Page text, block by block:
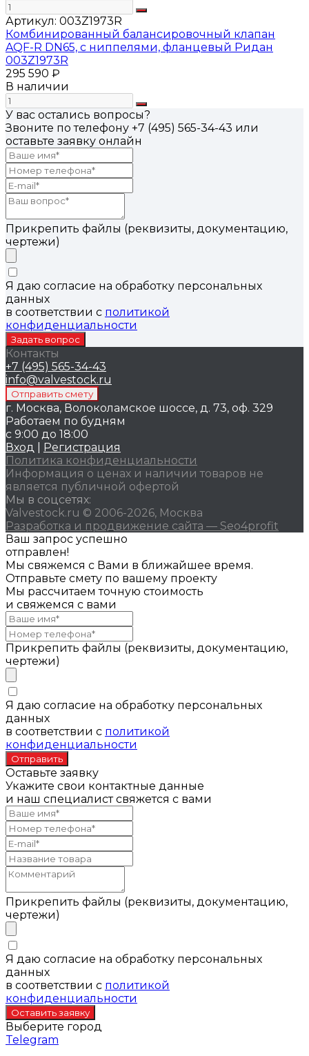
Артикул: 003Z1973R
Комбинированный балансировочный клапан
AQF-R DN65, с ниппелями, фланцевый Ридан
003Z1973R
295 590 ₽
В наличии
У вас остались вопросы?
Звоните по телефону +7 (495) 565-34-43 или
оставьте заявку онлайн
Прикрепить файлы (реквизиты, документацию,
чертежи)
Я даю согласие на обработку персональных
данных
в соответствии с политикой
конфиденциальности
Контакты
+7 (495) 565-34-43
info@valvestock.ru
г. Москва, Волоколамское шоссе, д. 73, оф. 329
Работаем по будням
с 9:00 до 18:00
Вход
Регистрация
Политика конфиденциальности
Информация о ценах и наличии товаров не
является публичной офертой
Мы в соцсетях:
Valvestock.ru © 2006-2026, Москва
Разработка и продвижение сайта — Seo4profit
Ваш запрос успешно
отправлен!
Мы свяжемся с Вами в ближайшее время.
Отправьте смету по вашему проекту
Мы рассчитаем точную стоимость
и свяжемся с вами
Прикрепить файлы (реквизиты, документацию,
чертежи)
Я даю согласие на обработку персональных
данных
в соответствии с политикой
конфиденциальности
Оставьте заявку
Укажите свои контактные данные
и наш специалист свяжется с вами
Прикрепить файлы (реквизиты, документацию,
чертежи)
Я даю согласие на обработку персональных
данных
в соответствии с политикой
конфиденциальности
Выберите город
Telegram